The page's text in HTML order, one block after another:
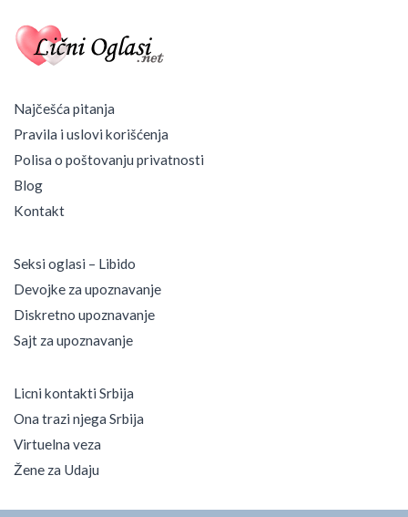
Najčešća pitanja
Pravila i uslovi korišćenja
Polisa o poštovanju privatnosti
Blog
Kontakt
Seksi oglasi – Libido
Devojke za upoznavanje
Diskretno upoznavanje
Sajt za upoznavanje
Licni kontakti Srbija
Ona trazi njega Srbija
Virtuelna veza
Žene za Udaju